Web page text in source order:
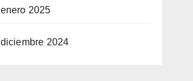
enero 2025
diciembre 2024